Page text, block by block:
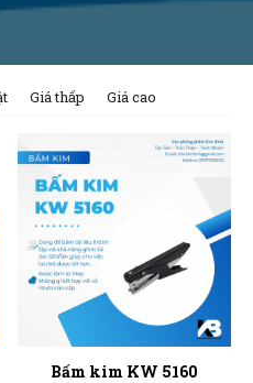
Giá thấp Giá cao
Bấm kim KW 5160